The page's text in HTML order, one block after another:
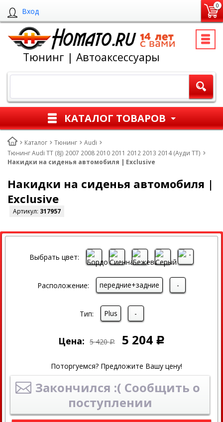
Вход
0
Тюнинг | Автоаксессуары
КАТАЛОГ ТОВАРОВ
Каталог Тюнинг
Audi
Тюнинг Audi TT (8J) 2007 2008 2010 2011 2012 2013 2014 (Ауди ТТ)
Накидки на сиденья автомобиля | Exclusive
Накидки на сиденья автомобиля |
Exclusive
Артикул: 317957
СКИДКА
Выбрать цвет:
Расположение: передние+задние -
Тип: Plus -
Цена: 5 420 Р 5 204 Р
Поторгуемся? Предложите Вашу цену!
Закончился :( Сообщить о
поступлении